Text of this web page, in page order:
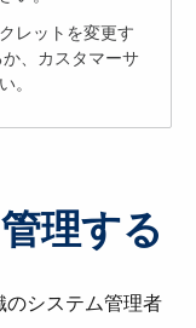
レットを変更す
、カスタマーサ
。
理する
のシステム管理者